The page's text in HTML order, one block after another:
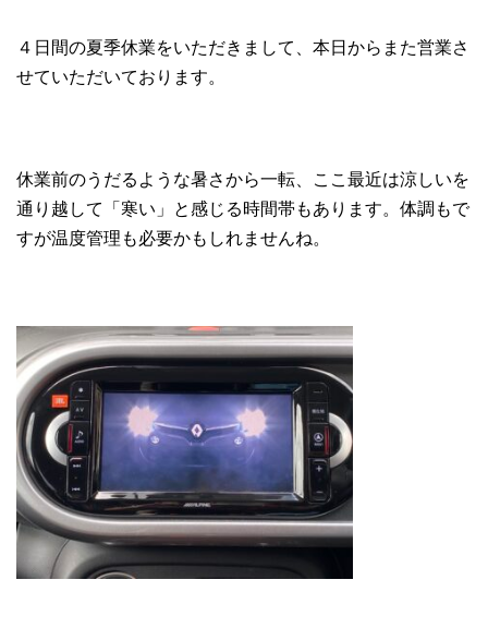
４日間の夏季休業をいただきまして、本日からまた営業さ
せていただいております。
休業前のうだるような暑さから一転、ここ最近は涼しいを
通り越して「寒い」と感じる時間帯もあります。体調もで
すが温度管理も必要かもしれませんね。